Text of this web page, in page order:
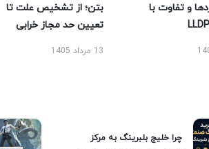
و تفاوت با
بتن؛ از تشخیص علت تا
تعیین حد مجاز خرابی
13 مرداد 1405
چرا خلیج بلبرینگ به مرکز